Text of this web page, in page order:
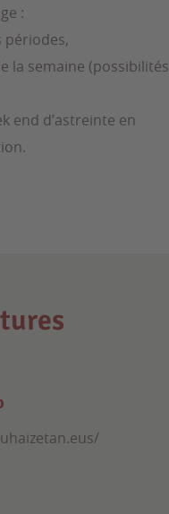
:
périodes,
la semaine (possibilités
end d’astreinte en